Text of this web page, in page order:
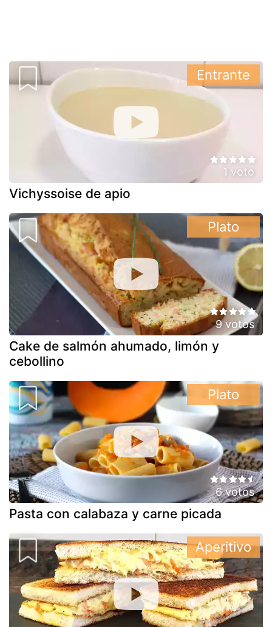
1 voto
Vichyssoise de apio
Entrante
9 votos
Cake de salmón ahumado, limón y
cebollino
Plato
6 votos
Pasta con calabaza y carne picada
Plato
Aperitivo